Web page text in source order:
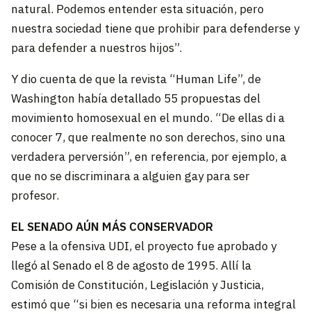
natural. Podemos entender esta situación, pero
nuestra sociedad tiene que prohibir para defenderse y
para defender a nuestros hijos”.
Y dio cuenta de que la revista “Human Life”, de
Washington había detallado 55 propuestas del
movimiento homosexual en el mundo. “De ellas di a
conocer 7, que realmente no son derechos, sino una
verdadera perversión”, en referencia, por ejemplo, a
que no se discriminara a alguien gay para ser
profesor.
EL SENADO AÚN MÁS CONSERVADOR
Pese a la ofensiva UDI, el proyecto fue aprobado y
llegó al Senado el 8 de agosto de 1995. Allí la
Comisión de Constitución, Legislación y Justicia,
estimó que “si bien es necesaria una reforma integral